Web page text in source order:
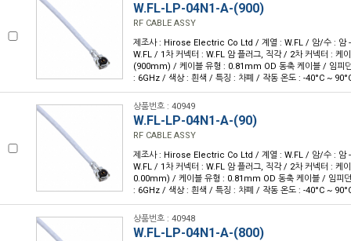
W.FL-LP-04N1-A-(900)
RF CABLE ASSY
제조사 : Hirose Electric Co Ltd / 계열 : W.FL / 암/수 : 암 -
W.FL / 1차 커넥터 : W.FL 암 플러그, 직각 / 2차 커넥터 : 케
(900mm) / 케이블 유형 : 0.81mm OD 동축 케이블 / 임피
: 6GHz / 색상 : 흰색 / 특징 : 차폐 / 작동 온도 : -40°C ~
상품번호 : 40949
W.FL-LP-04N1-A-(90)
RF CABLE ASSY
제조사 : Hirose Electric Co Ltd / 계열 : W.FL / 암/수 : 암 -
W.FL / 1차 커넥터 : W.FL 암 플러그, 직각 / 2차 커넥터 : 케
0.00mm) / 케이블 유형 : 0.81mm OD 동축 케이블 / 임피
: 6GHz / 색상 : 흰색 / 특징 : 차폐 / 작동 온도 : -40°C ~
상품번호 : 40948
W.FL-LP-04N1-A-(800)